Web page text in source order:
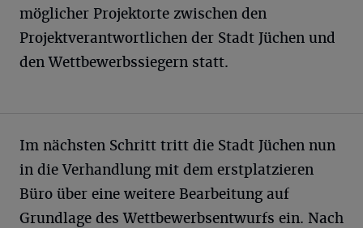
möglicher Projektorte zwischen den
Projektverantwortlichen der Stadt Jüchen und
den Wettbewerbssiegern statt.
Im nächsten Schritt tritt die Stadt Jüchen nun
in die Verhandlung mit dem erstplatzieren
Büro über eine weitere Bearbeitung auf
Grundlage des Wettbewerbsentwurfs ein. Nach